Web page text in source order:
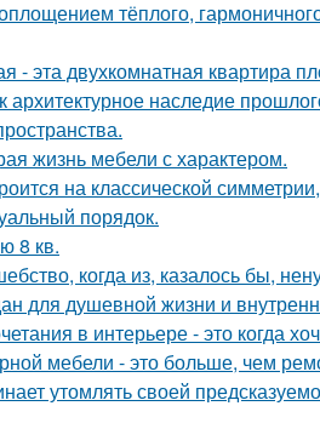
тёплого,
- эта двухкомнатная квартира
архитектурное наследие
жизнь мебели с характером.
на классической
порядок.
8 кв.
когда из, казалось бы,
для душевной жизни и
в интерьере - это когда
мебели - это больше, чем
утомлять своей